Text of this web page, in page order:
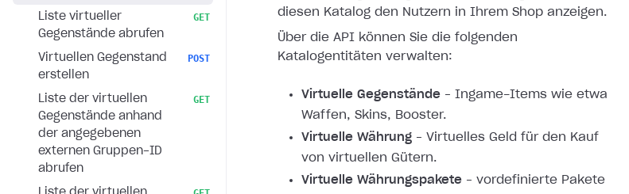
Liste virtueller
Gegenstände abrufen
GET
Virtuellen Gegenstand
erstellen
POST
Liste der virtuellen
Gegenstände anhand
der angegebenen
externen Gruppen-ID
abrufen
GET
diesen Katalog den Nutzern in Ihrem Shop anzeigen.
Über die API können Sie die folgenden
Katalogentitäten verwalten:
Virtuelle Gegenstände – Ingame-Items wie etwa
Waffen, Skins, Booster.
Virtuelle Währung – Virtuelles Geld für den Kauf
von virtuellen Gütern.
Virtuelle Währungspakete – vordefinierte Pakete